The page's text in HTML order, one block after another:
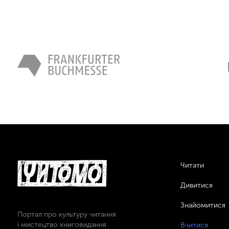
Портал про культуру читання
і мистецтво книговидання
Читати
Дивитися
Знайомитися
Вчитися